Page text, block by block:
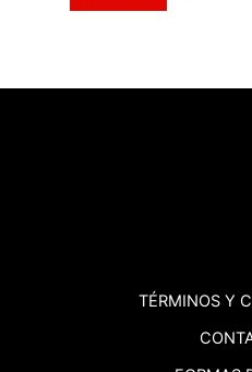
TÉRMINOS Y